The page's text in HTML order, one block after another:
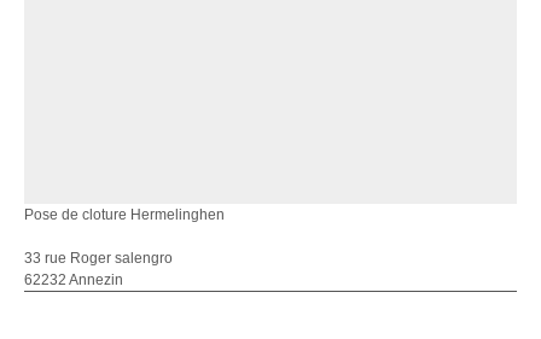
Pose de cloture Hermelinghen
33 rue Roger salengro
62232 Annezin